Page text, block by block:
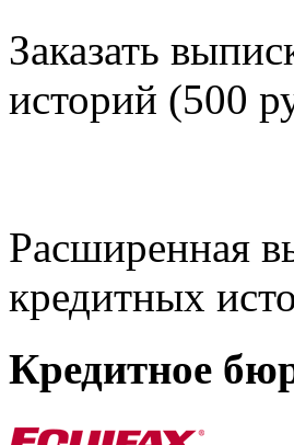
Заказать
историй (500
Расширенная
кредитных
Кредитное